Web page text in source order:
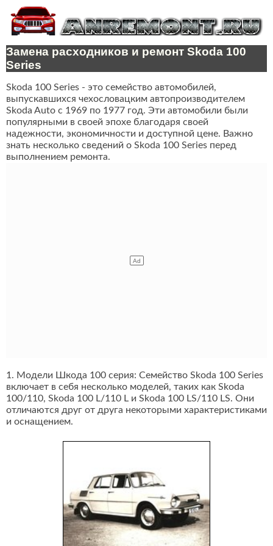
Замена расходников и ремонт Skoda 100
Series
Skoda 100 Series - это семейство автомобилей,
выпускавшихся чехословацким автопроизводителем
Skoda Auto с 1969 по 1977 год. Эти автомобили были
популярными в своей эпохе благодаря своей
надежности, экономичности и доступной цене. Важно
знать несколько сведений о Skoda 100 Series перед
выполнением ремонта.
1. Модели Шкода 100 серия: Семейство Skoda 100 Series
включает в себя несколько моделей, таких как Skoda
100/110, Skoda 100 L/110 L и Skoda 100 LS/110 LS. Они
отличаются друг от друга некоторыми характеристиками
и оснащением.